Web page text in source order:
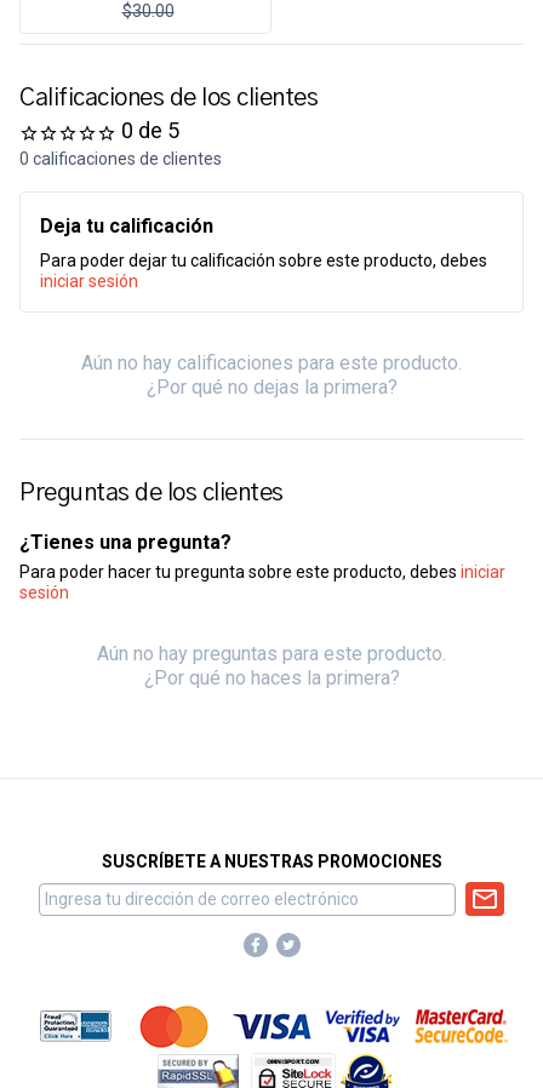
$30.00
Calificaciones de los clientes
0 de 5
0 calificaciones de clientes
Deja tu calificación
Para poder dejar tu calificación sobre este producto, debes
iniciar sesión
Aún no hay calificaciones para este producto.
¿Por qué no dejas la primera?
Preguntas de los clientes
¿Tienes una pregunta?
Para poder hacer tu pregunta sobre este producto, debes iniciar
sesión
Aún no hay preguntas para este producto.
¿Por qué no haces la primera?
SUSCRÍBETE A NUESTRAS PROMOCIONES